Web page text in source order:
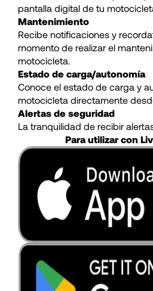
pantalla digital de tu
Mantenimiento
Recibe notificaciones y
momento de realizar el
motocicleta.
Estado de carga/autonomía
Conoce el estado de carga y
motocicleta directamente
Alertas de seguridad
La tranquilidad de recibir
Para utilizar con